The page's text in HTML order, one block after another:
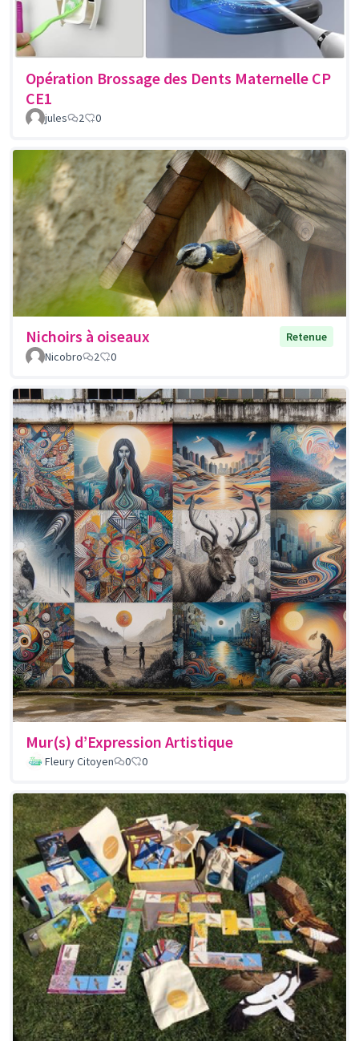
Opération Brossage des Dents Maternelle CP
CE1
jules 2 0
Nichoirs à oiseaux
Retenue
Nicobro
2 0
Mur(s) d’Expression Artistique
Fleury Citoyen 0 0